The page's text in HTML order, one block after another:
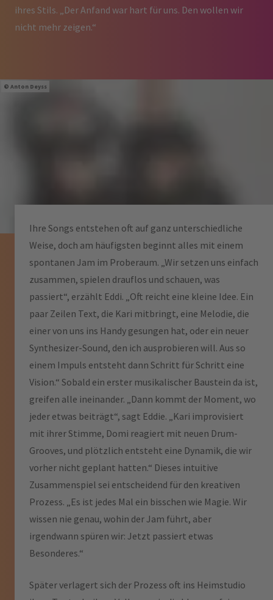
ihres Stils. „Der Anfand war hart für uns. Den wollen wir
nicht mehr zeigen.“
Anton Deyss
Ihre Songs entstehen oft auf ganz unterschiedliche
Weise, doch am häufigsten beginnt alles mit einem
spontanen Jam im Proberaum. „Wir setzen uns einfach
zusammen, spielen drauflos und schauen, was
passiert“, erzählt Eddi. „Oft reicht eine kleine Idee. Ein
paar Zeilen Text, die Kari mitbringt, eine Melodie, die
einer von uns ins Handy gesungen hat, oder ein neuer
Synthesizer-Sound, den ich ausprobieren will. Aus so
einem Impuls entsteht dann Schritt für Schritt eine
Vision.“ Sobald ein erster musikalischer Baustein da ist,
greifen alle ineinander. „Dann kommt der Moment, wo
jeder etwas beiträgt“, sagt Eddie. „Kari improvisiert
mit ihrer Stimme, Domi reagiert mit neuen Drum-
Grooves, und plötzlich entsteht eine Dynamik, die wir
vorher nicht geplant hatten.“ Dieses intuitive
Zusammenspiel sei entscheidend für den kreativen
Prozess. „Es ist jedes Mal ein bisschen wie Magie. Wir
wissen nie genau, wohin der Jam führt, aber
irgendwann spüren wir: Jetzt passiert etwas
Besonderes.“
Später verlagert sich der Prozess oft ins Heimstudio